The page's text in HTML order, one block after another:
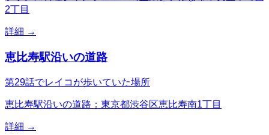
2丁目
詳細 →
恵比寿駅沿いの道路
第29話でレイコが歩いていた場所
恵比寿駅沿いの道路：東京都渋谷区恵比寿南1丁目
詳細 →